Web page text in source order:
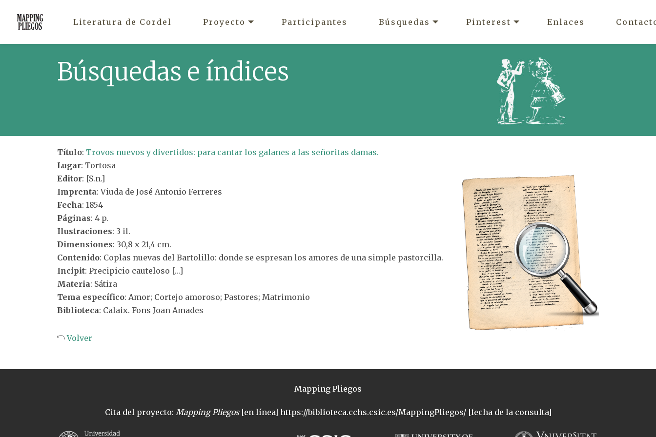
Literatura de Cordel Proyecto Participantes Búsquedas Pinterest Enlaces
Búsquedas e índices
Título: Trovos nuevos y divertidos: para cantar los galanes a las señoritas damas.
Lugar: Tortosa
Editor: [S.n.]
Imprenta: Viuda de José Antonio Ferreres
Fecha: 1854
Páginas: 4 p.
Ilustraciones: 3 il.
Dimensiones: 30,8 x 21,4 cm.
Contenido: Coplas nuevas del Bartolillo: donde se espresan los amores de una simple pastorcilla.
Incipit: Precipicio cauteloso […]
Materia: Sátira
Tema específico: Amor; Cortejo amoroso; Pastores; Matrimonio
Biblioteca: Calaix. Fons Joan Amades
Volver
Mapping Pliegos
Cita del proyecto: Mapping Pliegos[en línea] https://biblioteca.cchs.csic.es/MappingPliegos/ [fecha de la consulta]